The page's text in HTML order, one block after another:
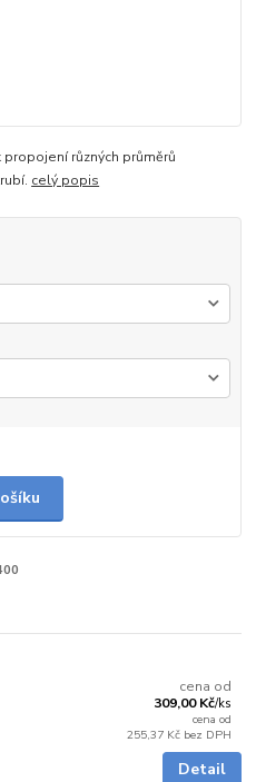
různých průměrů
celý popis
cena od
309,00 Kč/ks
cena od
255,37 Kč bez DPH
Detail